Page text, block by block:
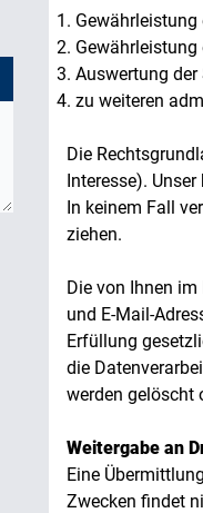
Auswertung
zu weiteren
Die
Interesse).
In keinem Fall
ziehen.
Die von Ihnen
und E-Mail-
Erfüllung
die
werden gelöscht
Weitergabe an
Eine
Zwecken findet